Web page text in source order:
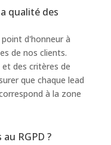
qualité des
d'honneur à
de nos clients.
des critères de
que chaque lead
à la zone
RGPD ?